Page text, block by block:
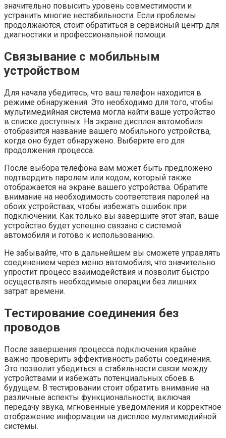
значительно повысить уровень совместимости и
устранить многие нестабильности. Если проблемы
продолжаются, стоит обратиться в сервисный центр для
диагностики и профессиональной помощи.
Связывание с мобильным
устройством
Для начала убедитесь, что ваш телефон находится в
режиме обнаружения. Это необходимо для того, чтобы
мультимедийная система могла найти ваше устройство
в списке доступных. На экране дисплея автомобиля
отобразится название вашего мобильного устройства,
когда оно будет обнаружено. Выберите его для
продолжения процесса.
После выбора телефона вам может быть предложено
подтвердить паролем или кодом, который также
отображается на экране вашего устройства. Обратите
внимание на необходимость соответствия паролей на
обоих устройствах, чтобы избежать ошибок при
подключении. Как только вы завершите этот этап, ваше
устройство будет успешно связано с системой
автомобиля и готово к использованию.
Не забывайте, что в дальнейшем вы сможете управлять
соединением через меню автомобиля, что значительно
упростит процесс взаимодействия и позволит быстро
осуществлять необходимые операции без лишних
затрат времени.
Тестирование соединения без
проводов
После завершения процесса подключения крайне
важно проверить эффективность работы соединения.
Это позволит убедиться в стабильности связи между
устройствами и избежать потенциальных сбоев в
будущем. В тестировании стоит обратить внимание на
различные аспекты функциональности, включая
передачу звука, мгновенные уведомления и корректное
отображение информации на дисплее мультимедийной
системы.